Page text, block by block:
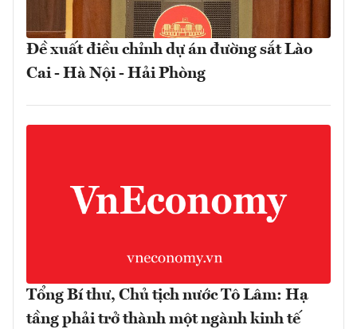
Đề xuất điều chỉnh dự án đường sắt Lào
Cai - Hà Nội - Hải Phòng
Tổng Bí thư, Chủ tịch nước Tô Lâm: Hạ
tầng phải trở thành một ngành kinh tế